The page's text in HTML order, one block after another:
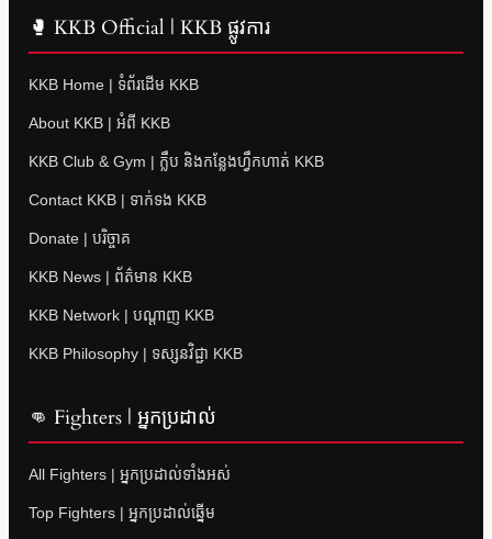
🥊 KKB Official | KKB ផ្លូវការ
KKB Home | ទំព័រដើម KKB
About KKB | អំពី KKB
KKB Club & Gym | ក្លឹប និងកន្លែងហ្វឹកហាត់ KKB
Contact KKB | ទាក់ទង KKB
Donate | បរិច្ចាគ
KKB News | ព័ត៌មាន KKB
KKB Network | បណ្តាញ KKB
KKB Philosophy | ទស្សនវិជ្ជា KKB
👊 Fighters | អ្នកប្រដាល់
All Fighters | អ្នកប្រដាល់ទាំងអស់
Top Fighters | អ្នកប្រដាល់ឆ្នើម